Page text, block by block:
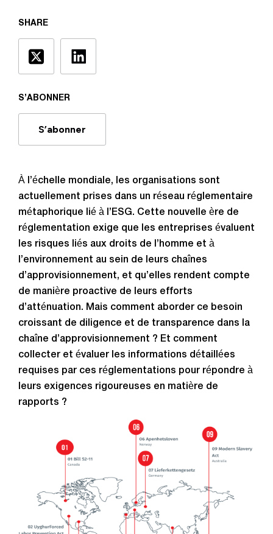
SHARE
S’ABONNER
S’abonner
À l’échelle mondiale, les organisations sont
actuellement prises dans un réseau réglementaire
métaphorique lié à l’ESG. Cette nouvelle ère de
réglementation exige que les entreprises évaluent
les risques liés aux droits de l’homme et à
l’environnement au sein de leurs chaînes
d’approvisionnement, et qu’elles rendent compte
de manière proactive de leurs efforts
d’atténuation. Mais comment aborder ce besoin
croissant de diligence et de transparence dans la
chaîne d’approvisionnement ? Et comment
collecter et évaluer les informations détaillées
requises par ces réglementations pour répondre à
leurs exigences rigoureuses en matière de
rapports ?